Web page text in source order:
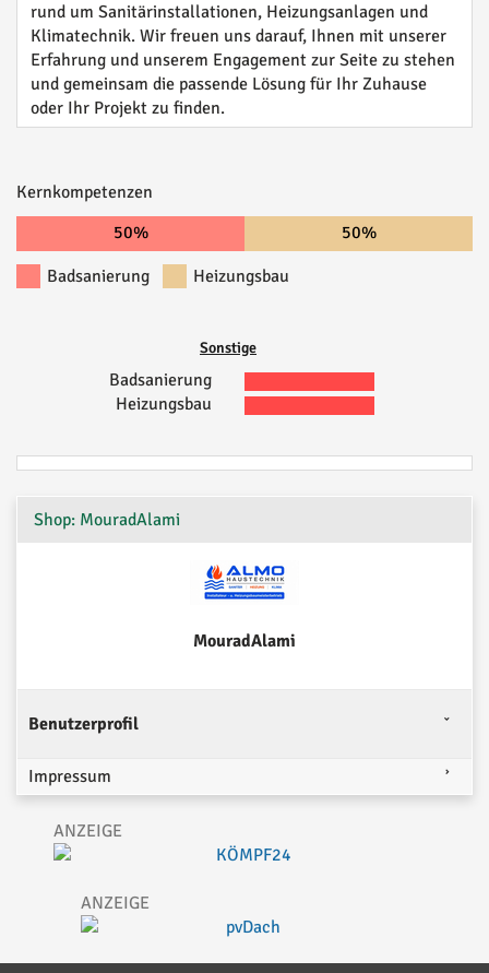
rund um Sanitärinstallationen, Heizungsanlagen und
Klimatechnik. Wir freuen uns darauf, Ihnen mit unserer
Erfahrung und unserem Engagement zur Seite zu stehen
und gemeinsam die passende Lösung für Ihr Zuhause
oder Ihr Projekt zu finden.
Kernkompetenzen
50%
50%
Badsanierung
Heizungsbau
Sonstige
Badsanierung
Heizungsbau
Shop: MouradAlami
MouradAlami
Benutzerprofil
Impressum